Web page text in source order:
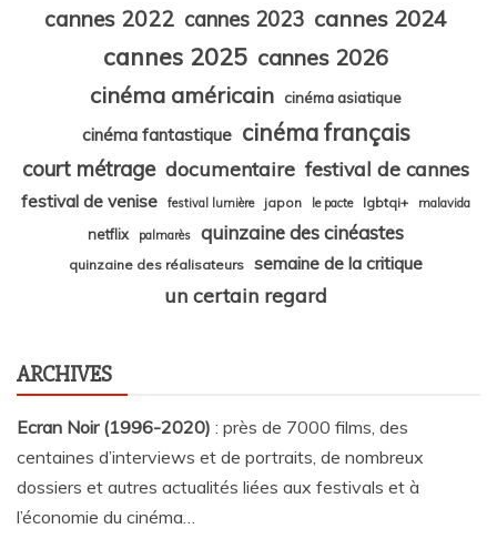
cannes 2022 cannes 2023 cannes 2024
cannes 2025 cannes 2026
cinéma américain
cinéma asiatique
cinéma fantastique cinéma français
court métrage documentaire festival de cannes
festival de venise festival lumière japon le pacte lgbtqi+ malavida
netflix palmarès quinzaine des cinéastes
quinzaine des réalisateurs semaine de la critique
un certain regard
ARCHIVES
Ecran Noir (1996-2020) : près de 7000 films, des
centaines d’interviews et de portraits, de nombreux
dossiers et autres actualités liées aux festivals et à
l’économie du cinéma…